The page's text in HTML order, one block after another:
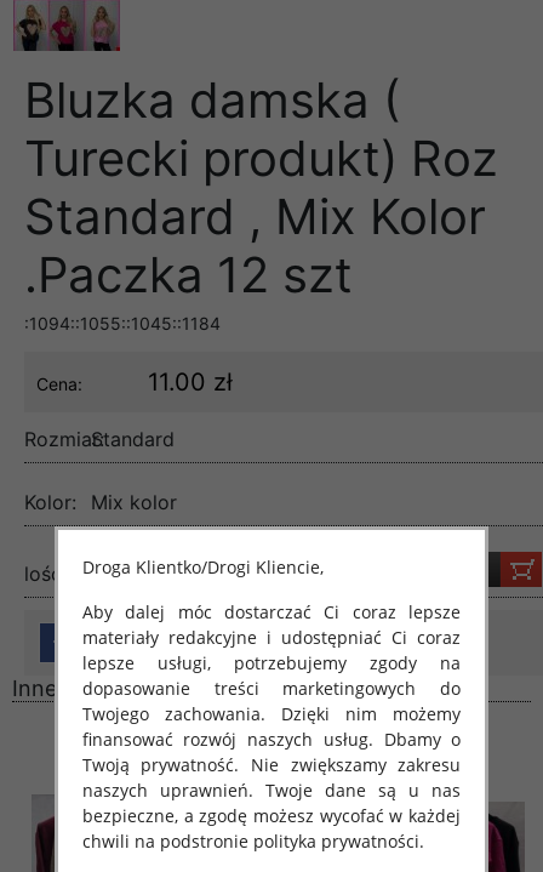
Bluzka damska (
Turecki produkt) Roz
Standard , Mix Kolor
.Paczka 12 szt
:1094::1055::1045::1184
Cena: 11.00 zł
Rozmiar:Standard
Kolor: Mix kolor
lość:
Inne produkty
Droga Klientko/Drogi Kliencie,
Aby dalej móc dostarczać Ci coraz lepsze
materiały redakcyjne i udostępniać Ci coraz
lepsze usługi, potrzebujemy zgody na
dopasowanie treści marketingowych do
Twojego zachowania. Dzięki nim możemy
finansować rozwój naszych usług. Dbamy o
Twoją prywatność. Nie zwiększamy zakresu
naszych uprawnień. Twoje dane są u nas
bezpieczne, a zgodę możesz wycofać w każdej
chwili na podstronie polityka prywatności.